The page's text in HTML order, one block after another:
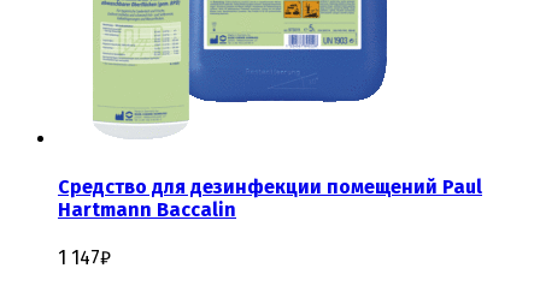
Средство для дезинфекции помещений Paul
Hartmann Baccalin
1 147₽